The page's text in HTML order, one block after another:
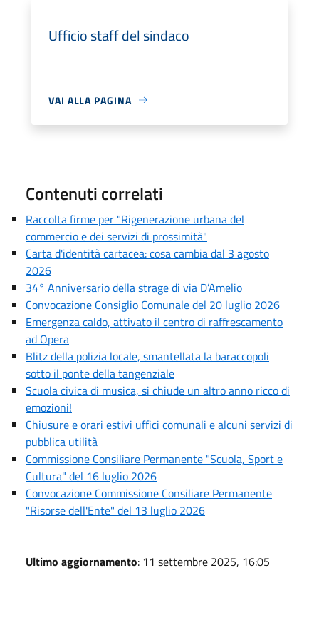
Ufficio staff del sindaco
VAI ALLA PAGINA
Contenuti correlati
Raccolta firme per "Rigenerazione urbana del
commercio e dei servizi di prossimità"
Carta d'identità cartacea: cosa cambia dal 3 agosto
2026
34° Anniversario della strage di via D’Amelio
Convocazione Consiglio Comunale del 20 luglio 2026
Emergenza caldo, attivato il centro di raffrescamento
ad Opera
Blitz della polizia locale, smantellata la baraccopoli
sotto il ponte della tangenziale
Scuola civica di musica, si chiude un altro anno ricco di
emozioni!
Chiusure e orari estivi uffici comunali e alcuni servizi di
pubblica utilità
Commissione Consiliare Permanente "Scuola, Sport e
Cultura" del 16 luglio 2026
Convocazione Commissione Consiliare Permanente
"Risorse dell'Ente" del 13 luglio 2026
Ultimo aggiornamento: 11 settembre 2025, 16:05